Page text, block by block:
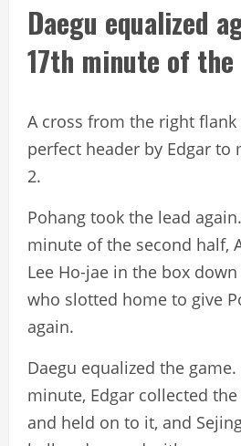
Daegu equalized
17th minute of
A cross from the right
perfect header by Edgar to
2.
Pohang took the lead
minute of the second half,
Lee Ho-jae in the box
who slotted home to give
again.
Daegu equalized the
minute, Edgar collected
and held on to it, and